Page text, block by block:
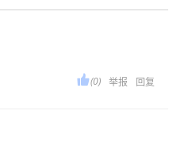
回复
举报
(0)